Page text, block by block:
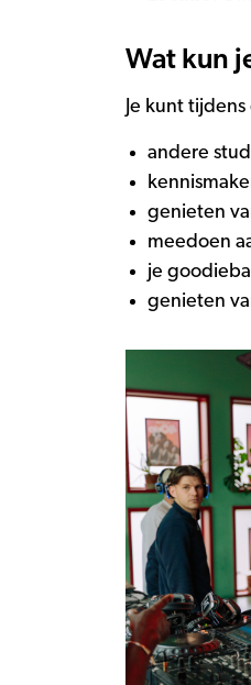
Wat kun
Je kunt
andere
genieten
meedoen
je
genieten